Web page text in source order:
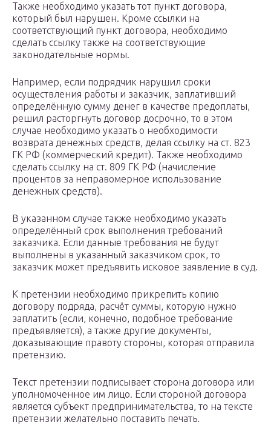
Также необходимо указать тот пункт договора,
который был нарушен. Кроме ссылки на
соответствующий пункт договора, необходимо
сделать ссылку также на соответствующие
законодательные нормы.
Например, если подрядчик нарушил сроки
осуществления работы и заказчик, заплативший
определённую сумму денег в качестве предоплаты,
решил расторгнуть договор досрочно, то в этом
случае необходимо указать о необходимости
возврата денежных средств, делая ссылку на ст. 823
ГК РФ (коммерческий кредит). Также необходимо
сделать ссылку на ст. 809 ГК РФ (начисление
процентов за неправомерное использование
денежных средств).
В указанном случае также необходимо указать
определённый срок выполнения требований
заказчика. Если данные требования не будут
выполнены в указанный заказчиком срок, то
заказчик может предъявить исковое заявление в суд.
К претензии необходимо прикрепить копию
договору подряда, расчёт суммы, которую нужно
заплатить (если, конечно, подобное требование
предъявляется), а также другие документы,
доказывающие правоту стороны, которая отправила
претензию.
Текст претензии подписывает сторона договора или
уполномоченное им лицо. Если стороной договора
является субъект предпринимательства, то на тексте
претензии желательно поставить печать.